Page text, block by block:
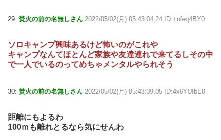
29: 焚火の前の名無しさん 2022/05/02(月) 05:43:04.24 ID:+nfeq4BY0
ソロキャンプ興味あるけど怖いのがこれや
キャンプなんてほとんど家族や友達連れで来てるしその中
で一人でいるのってめちゃメンタルやられそう
30: 焚火の前の名無しさん 2022/05/02(月) 05:43:39.05 ID:4x6YUIbE0
距離にもよるわ
100ｍも離れとるなら気にせんわ